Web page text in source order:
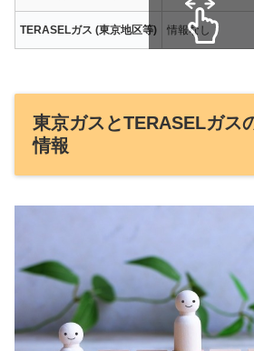
TERASELガス (東京地区等) 情報なし
東京ガスとTERASELガス
情報